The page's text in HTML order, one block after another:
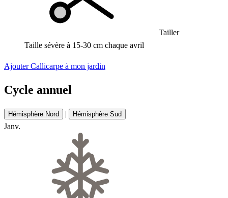
Tailler
Taille sévère à 15-30 cm chaque avril
Ajouter Callicarpe à mon jardin
Cycle annuel
Hémisphère Nord | Hémisphère Sud
Janv.